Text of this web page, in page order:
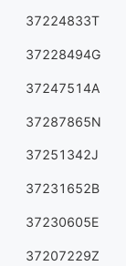
37224833T
37228494G
37247514A
37287865N
37251342J
37231652B
37230605E
37207229Z